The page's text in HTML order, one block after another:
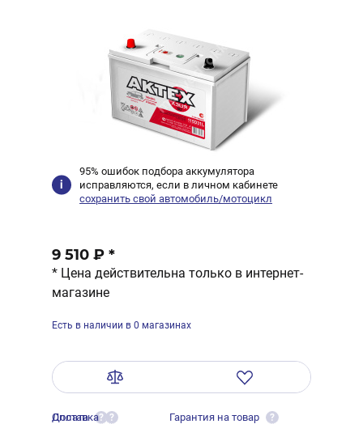
95% ошибок подбора аккумулятора
исправляются, если в личном кабинете
сохранить свой автомобиль/мотоцикл
9 510 ₽ *
* Цена действительна только в интернет-
магазине
Есть в наличии в 0 магазинах
Оплата ?
Доставка ? Гарантия на товар ?